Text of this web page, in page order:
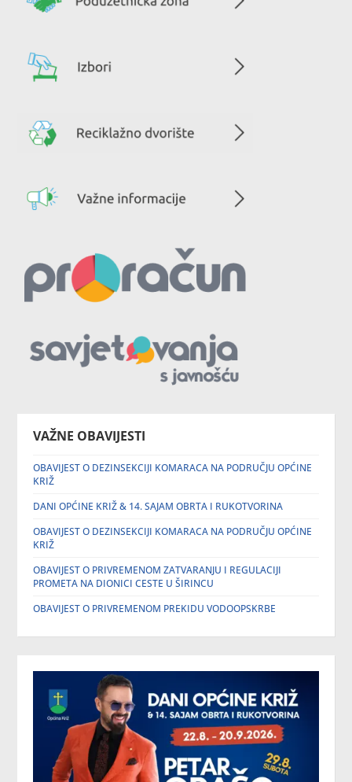
VAŽNE OBAVIJESTI
OBAVIJEST O DEZINSEKCIJI KOMARACA NA PODRUČJU OPĆINE
KRIŽ
DANI OPĆINE KRIŽ & 14. SAJAM OBRTA I RUKOTVORINA
OBAVIJEST O DEZINSEKCIJI KOMARACA NA PODRUČJU OPĆINE
KRIŽ
OBAVIJEST O PRIVREMENOM ZATVARANJU I REGULACIJI
PROMETA NA DIONICI CESTE U ŠIRINCU
OBAVIJEST O PRIVREMENOM PREKIDU VODOOPSKRBE